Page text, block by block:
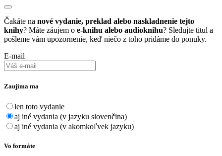
Čakáte na nové vydanie, preklad alebo naskladnenie tejto
knihy? Máte záujem o e-knihu alebo audioknihu? Sledujte titul a
pošleme vám upozornenie, keď niečo z toho pridáme do ponuky.
E-mail
Zaujíma ma
len toto vydanie
aj iné vydania (v jazyku slovenčina)
aj iné vydania (v akomkoľvek jazyku)
Vo formáte